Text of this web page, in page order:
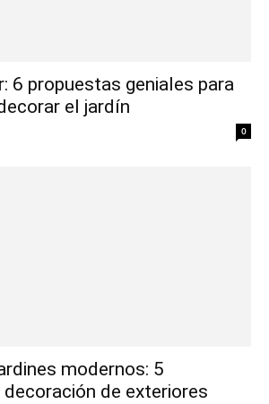
6 propuestas geniales para
el jardín
0
modernos: 5
de exteriores